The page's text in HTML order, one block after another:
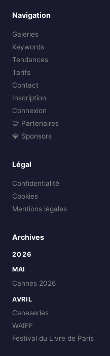
Navigation
Galeries
Keywords
Tendances
Tarifs
Contact
Inscription
Connexion
🤝 Partenaires
💎 Sponsors
Légal
Confidentialité
Cookies
Mentions légales
Archives
2026
MAI
Cannes 2026
AVRIL
Caneseries
WAIFF
Festival du Livre de Paris